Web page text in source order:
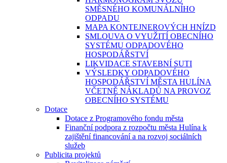
SMĚSNÉHO KOMUNÁLNÍHO
ODPADU
MAPA KONTEJNEROVÝCH HNÍZD
SMLOUVA O VYUŽITÍ OBECNÍHO
SYSTÉMU ODPADOVÉHO
HOSPODÁŘSTVÍ
LIKVIDACE STAVEBNÍ SUTI
VÝSLEDKY ODPADOVÉHO
HOSPODÁŘSTVÍ MĚSTA HULÍNA
VČETNĚ NÁKLADŮ NA PROVOZ
OBECNÍHO SYSTÉMU
Dotace
Dotace z Programového fondu města
Finanční podpora z rozpočtu města Hulína k
zajištění financování a na rozvoj sociálních
služeb
Publicita projektů